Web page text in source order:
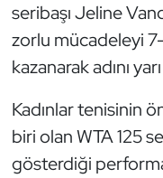
seribaşı Jeline
zorlu mücadeleyi
kazanarak adını
Kadınlar tenisinin
biri olan WTA 125
gösterdiği
Eskrim
Futbol
Futsal
Genel